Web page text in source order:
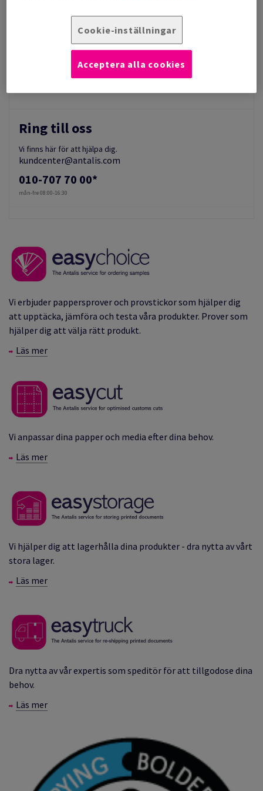
Services till återförsäljare
Ring till oss
Vi finns här för att hjälpa dig.
kundcenter@antalis.com
010-707 70 00*
mån-fre 08:00-16:30
Vi erbjuder pappersprover och provstickor som hjälper dig
att upptäcka, jämföra och testa våra produkter. Prover som
hjälper dig att välja rätt produkt.
Läs mer
Vi anpassar dina papper och media efter dina behov.
Läs mer
Vi hjälper dig att lagerhålla dina produkter - dra nytta av vårt
stora lager.
Läs mer
Dra nytta av vår expertis som speditör för att tillgodose dina
behov.
Läs mer
Cookie-inställningar
Acceptera alla cookies